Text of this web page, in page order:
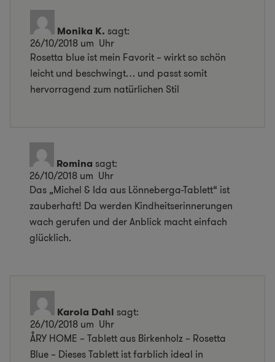
Monika K. sagt:
26/10/2018 um Uhr
Rosetta blue ist mein Favorit – wirkt so schön
leicht und beschwingt… und passt somit
hervorragend zum natürlichen Stil
Romina sagt:
26/10/2018 um Uhr
Das „Michel & Ida aus Lönneberga-Tablett“ ist
zauberhaft! Da werden Kindheitserinnerungen
wach gerufen und der Anblick macht einfach
glücklich.
Karola Dahl sagt:
26/10/2018 um Uhr
ÅRY HOME – Tablett aus Birkenholz – Rosetta
Blue – Dieses Tablett ist farblich ideal in